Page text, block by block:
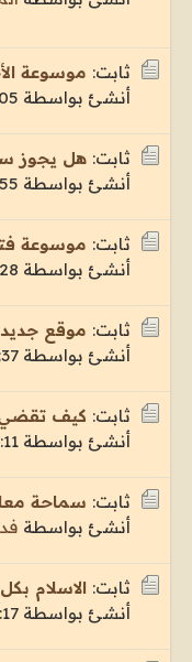
ثابت: موسوعة
أنشئ بواسطة
ثابت: هل يجوز
أنشئ بواسطة
ثابت: موسوعة
أنشئ بواسطة
ثابت: موقع
أنشئ بواسطة
ثابت: كيف تقضي
أنشئ بواسطة
ثابت: سماحة
أنشئ بواسطة
ثابت: الاسلام
أنشئ بواسطة